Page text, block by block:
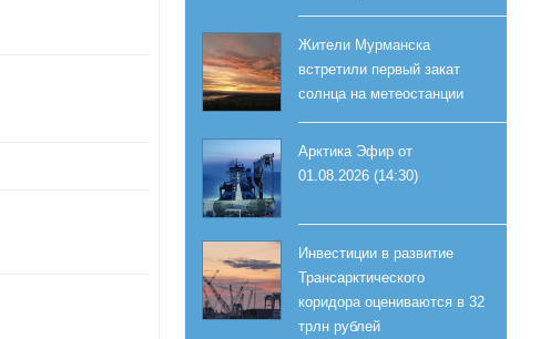
Жители Мурманска
встретили первый закат
солнца на метеостанции
Арктика Эфир от
01.08.2026 (14:30)
Инвестиции в развитие
Трансарктического
коридора оцениваются в 32
трлн рублей